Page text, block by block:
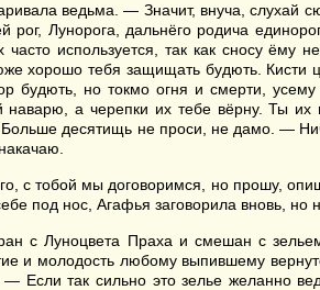
ведьма. — Значит, внуча,
Лунорога, дальнёго родича
используется, так как сносу
хорошо тебя защищать будють. Кисти
будють, но токмо огня и смерти,
а черепки их тебе вёрну. Ты
десятищь не проси, не дамо. —
с тобой мы договоримся, но прошу,
нос, Агафья заговорила вновь, но
с Луноцвета Праха и смешан с
и молодость любому выпившему
так сильно это зелье желанно